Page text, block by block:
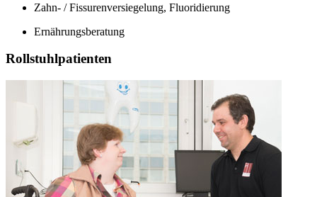
Zahn- / Fissurenversiegelung, Fluoridierung
Ernährungsberatung
Rollstuhlpatienten